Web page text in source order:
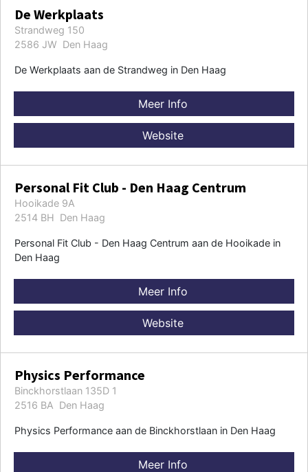
De Werkplaats
Strandweg 150
2586 JW Den Haag
De Werkplaats aan de Strandweg in Den Haag
Meer Info
Website
Personal Fit Club - Den Haag Centrum
Hooikade 9A
2514 BH Den Haag
Personal Fit Club - Den Haag Centrum aan de Hooikade in
Den Haag
Meer Info
Website
Physics Performance
Binckhorstlaan 135D 1
2516 BA Den Haag
Physics Performance aan de Binckhorstlaan in Den Haag
Meer Info